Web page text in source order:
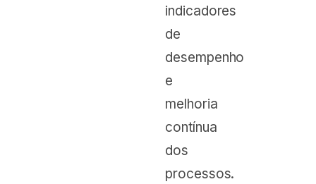
indicadores
de
desempenho
e
melhoria
contínua
dos
processos.